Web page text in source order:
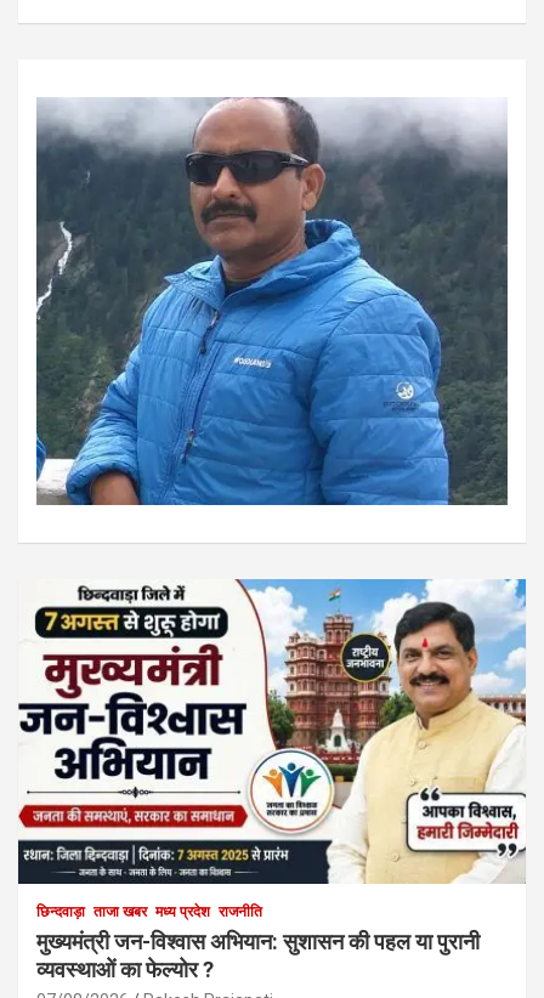
छिन्दवाड़ा ताजा खबर मध्य प्रदेश राजनीति
मुख्यमंत्री जन-विश्वास अभियान: सुशासन की पहल या पुरानी
व्यवस्थाओं का फेल्योर ?